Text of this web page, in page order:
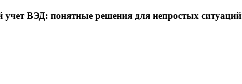
учет ВЭД: понятные решения для непростых ситуаций